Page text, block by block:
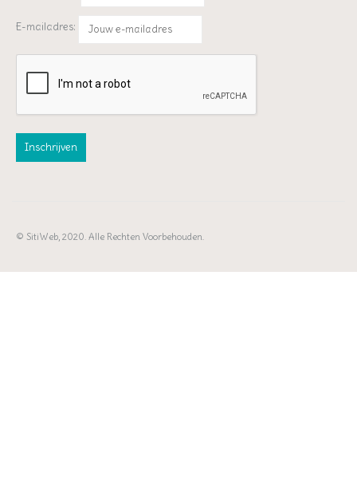
E-mailadres:
© SitiWeb, 2020. Alle Rechten Voorbehouden.